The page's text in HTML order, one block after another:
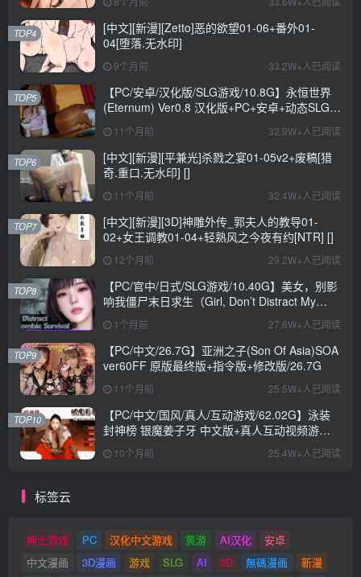
[中文][新漫][Zetto]恶的欲望01-06+番外01-
04[堕落.无水印]
9个月前 33.2W+人已阅读
TOP4
【PC/安卓/汉化版/SLG游戏/10.8G】永恒世界
(Eternum) Ver0.8 汉化版+PC+安卓+动态SLG游
戏+10.8G
11个月前 32.9W+人已阅读
TOP5
[中文][新漫][平兼光]杀戮之宴01-05v2+废稿[猎
奇.重口.无水印] []
11个月前 32.4W+人已阅读
TOP6
[中文][新漫][3D]神雕外传_郭夫人的教导01-
02+女王调教01-04+轻熟风之今夜有约[NTR] []
12个月前 29.2W+人已阅读
TOP7
【PC/官中/日式/SLG游戏/10.40G】美女，别影
响我僵尸末日求生（Girl, Don’t Distract My
Zombie Survival）官中步兵版+日式SLG游戏
+10.40G
1个月前 27.6W+人已阅读
TOP8
【PC/中文/26.7G】亚洲之子(Son Of Asia)SOA
ver60FF 原版最终版+指令版+修改版/26.7G
11个月前 25.5W+人已阅读
TOP9
【PC/中文/国风/真人/互动游戏/62.02G】泳装
封神榜 银魔姜子牙 中文版+真人互动视频游戏
+62.02G
10个月前 25.4W+人已阅读
TOP10
标签云
绅士游戏 PC 汉化中文游戏 黄游 AI汉化
安卓
中文漫画
3D漫画 游戏 SLG AI 3D 無碼漫画
新漫